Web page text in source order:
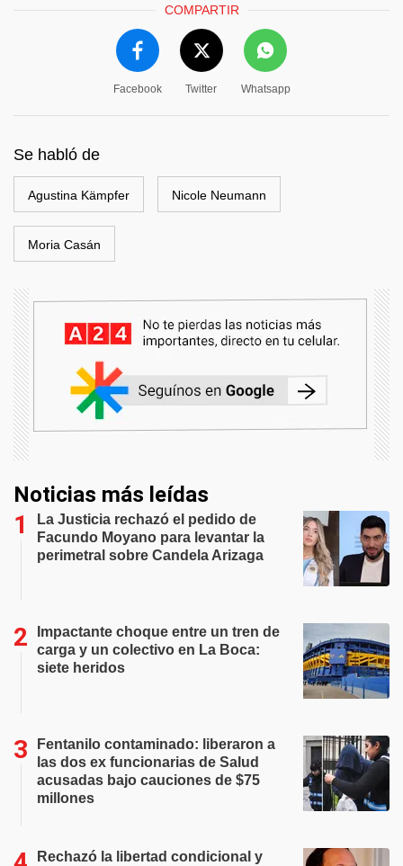
COMPARTIR
Facebook Twitter Whatsapp
Se habló de
Agustina Kämpfer Nicole Neumann
Moria Casán
Noticias más leídas
La Justicia rechazó el pedido de
Facundo Moyano para levantar la
perimetral sobre Candela Arizaga
Impactante choque entre un tren de
carga y un colectivo en La Boca:
siete heridos
Fentanilo contaminado: liberaron a
las dos ex funcionarias de Salud
acusadas bajo cauciones de $75
millones
Rechazó la libertad condicional y